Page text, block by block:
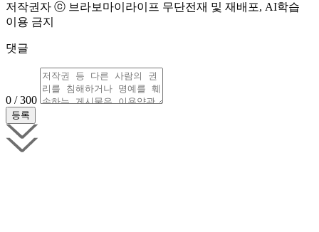
저작권자 ⓒ 브라보마이라이프 무단전재 및 재배포, AI학습
이용 금지
댓글
0 / 300